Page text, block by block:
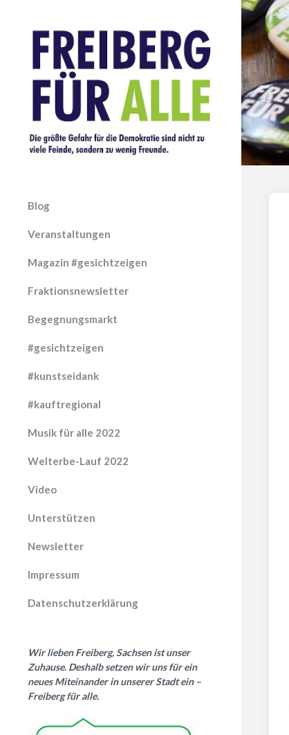
Blog
Veranstaltungen
Magazin #gesichtzeigen
Fraktionsnewsletter
Begegnungsmarkt
#gesichtzeigen
#kunstseidank
#kauftregional
Musik für alle 2022
Welterbe-Lauf 2022
Video
Unterstützen
Newsletter
Impressum
Datenschutzerklärung
Wir lieben Freiberg, Sachsen ist unser
Zuhause. Deshalb setzen wir uns für ein
neues Miteinander in unserer Stadt ein –
Freiberg für alle.